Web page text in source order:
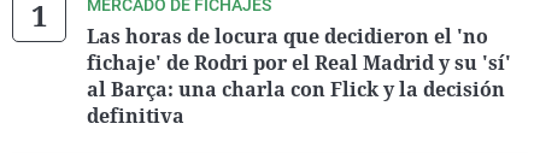
MERCADO DE FICHAJES
Las horas de locura que decidieron el 'no
fichaje' de Rodri por el Real Madrid y su 'sí'
al Barça: una charla con Flick y la decisión
definitiva